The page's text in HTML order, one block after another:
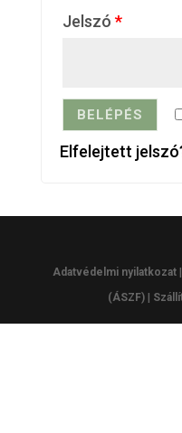
Jelszó *
BELÉPÉS
Elfelejtett
Adatvédelmi nyilatkozat
(ÁSZF)|